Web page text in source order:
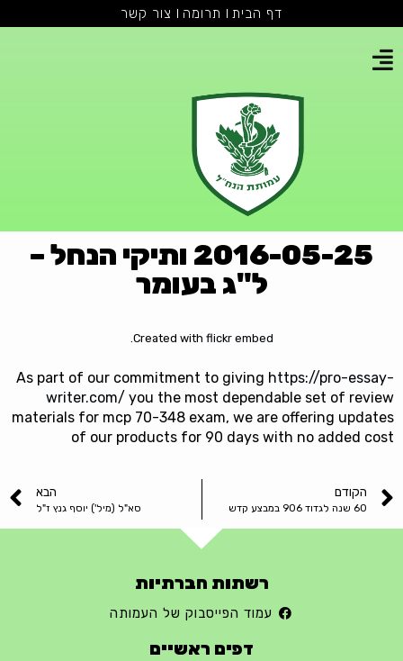
דף הבית תרומה צור קשר
2016-05-25 ותיקי הנחל –
ל"ג בעומר
Created with flickr embed
.
As part of our commitment to giving https://pro-essay-
writer.com/ you the most dependable set of review
materials for mcp 70-348 exam, we are offering updates
of our products for 90 days with no added cost
הקודם
60 שנה לגדוד 906 במבצע קדש
הבא
סא"ל (מיל') יוסף גנץ ז"ל
רשתות חברתיות
עמוד הפייסבוק של העמותה
דפים ראשיים